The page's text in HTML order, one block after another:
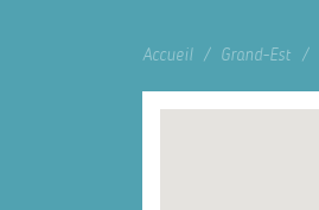
Accueil Grand-Est